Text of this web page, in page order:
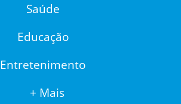
Saúde
Educação
Entretenimento
+ Mais